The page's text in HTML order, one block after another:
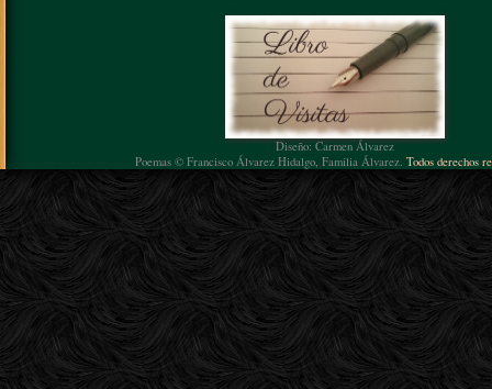
Diseño: Carmen Álvarez
Poemas © Francisco Álvarez Hidalgo, Familia Álvarez. Todos derechos